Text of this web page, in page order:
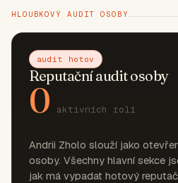
HLOUBKOVÝ AUDIT OSOBY
audit hotov
Reputační audit osoby
0 aktivních rolí
Andrii Zholo slouží jako
osoby. Všechny hlavní sekce
jak má vypadat hotový